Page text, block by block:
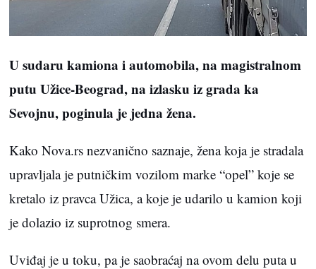
U sudaru kamiona i automobila, na magistralnom
putu Užice-Beograd, na izlasku iz grada ka
Sevojnu, poginula je jedna žena.
Kako Nova.rs nezvanično saznaje, žena koja je stradala
upravljala je putničkim vozilom marke “opel” koje se
kretalo iz pravca Užica, a koje je udarilo u kamion koji
je dolazio iz suprotnog smera.
Uviđaj je u toku, pa je saobraćaj na ovom delu puta u